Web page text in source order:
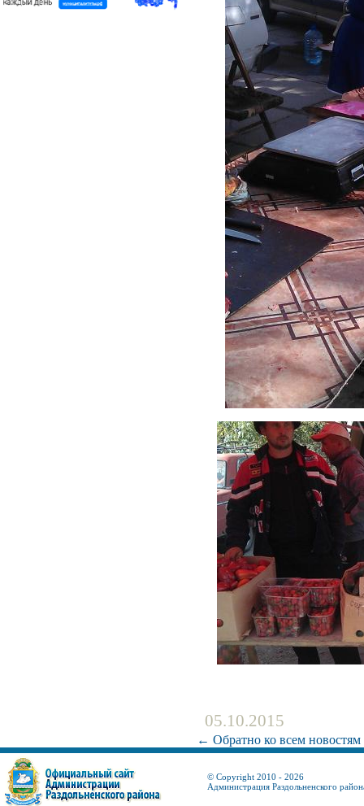
05.10.2015
← Обратно ко всем новостям
© Copyright 2010 - 2026
Администрация Раздольненского